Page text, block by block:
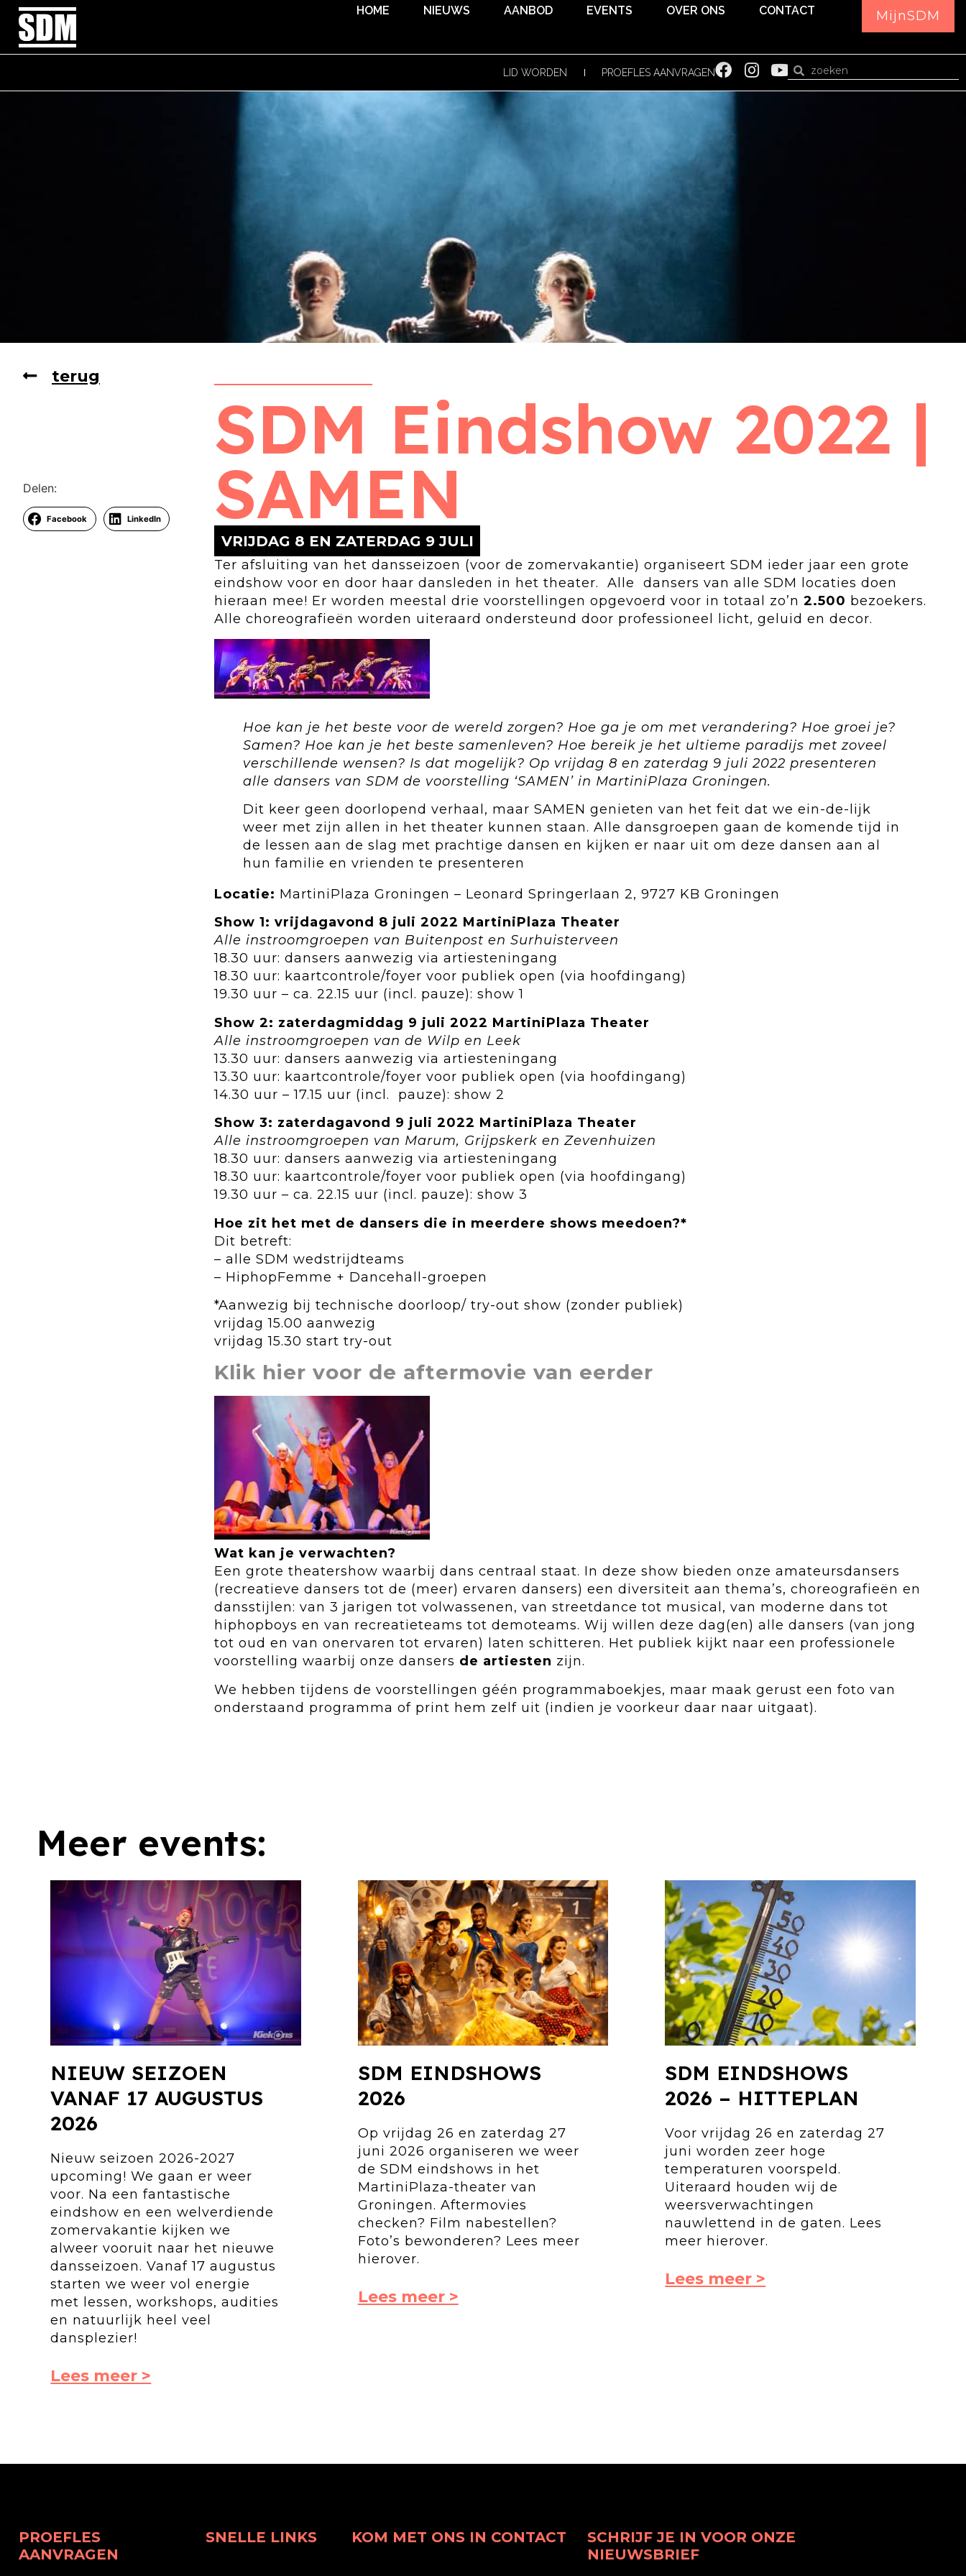
HOME NIEUWS AANBOD EVENTS OVER ONS CONTACT MijnSDM
LID WORDEN PROEFLES AANVRAGEN
terug
Delen:
Facebook LinkedIn
SDM Eindshow 2022 |
SAMEN
VRIJDAG 8 EN ZATERDAG 9 JULI
Ter afsluiting van het dansseizoen (voor de zomervakantie) organiseert SDM ieder jaar een grote
eindshow voor en door haar dansleden in het theater. Alle dansers van alle SDM locaties doen
hieraan mee! Er worden meestal drie voorstellingen opgevoerd voor in totaal zo’n 2.500 bezoekers.
Alle choreografieën worden uiteraard ondersteund door professioneel licht, geluid en decor.
Hoe kan je het beste voor de wereld zorgen? Hoe ga je om met verandering? Hoe groei je?
Samen? Hoe kan je het beste samenleven? Hoe bereik je het ultieme paradijs met zoveel
verschillende wensen? Is dat mogelijk? Op vrijdag 8 en zaterdag 9 juli 2022 presenteren
alle dansers van SDM de voorstelling ‘SAMEN’ in MartiniPlaza Groningen.
Dit keer geen doorlopend verhaal, maar SAMEN genieten van het feit dat we ein-de-lijk
weer met zijn allen in het theater kunnen staan. Alle dansgroepen gaan de komende tijd in
de lessen aan de slag met prachtige dansen en kijken er naar uit om deze dansen aan al
hun familie en vrienden te presenteren
Locatie: MartiniPlaza Groningen – Leonard Springerlaan 2, 9727 KB Groningen
Show 1: vrijdagavond 8 juli 2022 MartiniPlaza Theater
Alle instroomgroepen van Buitenpost en Surhuisterveen
18.30 uur: dansers aanwezig via artiesteningang
18.30 uur: kaartcontrole/foyer voor publiek open (via hoofdingang)
19.30 uur – ca. 22.15 uur (incl. pauze): show 1
Show 2: zaterdagmiddag 9 juli 2022 MartiniPlaza Theater
Alle instroomgroepen van de Wilp en Leek
13.30 uur: dansers aanwezig via artiesteningang
13.30 uur: kaartcontrole/foyer voor publiek open (via hoofdingang)
14.30 uur – 17.15 uur (incl. pauze): show 2
Show 3: zaterdagavond 9 juli 2022 MartiniPlaza Theater
Alle instroomgroepen van Marum, Grijpskerk en Zevenhuizen
18.30 uur: dansers aanwezig via artiesteningang
18.30 uur: kaartcontrole/foyer voor publiek open (via hoofdingang)
19.30 uur – ca. 22.15 uur (incl. pauze): show 3
Hoe zit het met de dansers die in meerdere shows meedoen?*
Dit betreft:
– alle SDM wedstrijdteams
– HiphopFemme + Dancehall-groepen
*Aanwezig bij technische doorloop/ try-out show (zonder publiek)
vrijdag 15.00 aanwezig
vrijdag 15.30 start try-out
Klik hier voor de aftermovie van eerder
Wat kan je verwachten?
Een grote theatershow waarbij dans centraal staat. In deze show bieden onze amateursdansers
(recreatieve dansers tot de (meer) ervaren dansers) een diversiteit aan thema’s, choreografieën en
dansstijlen: van 3 jarigen tot volwassenen, van streetdance tot musical, van moderne dans tot
hiphopboys en van recreatieteams tot demoteams. Wij willen deze dag(en) alle dansers (van jong
tot oud en van onervaren tot ervaren) laten schitteren. Het publiek kijkt naar een professionele
voorstelling waarbij onze dansers de artiesten zijn.
We hebben tijdens de voorstellingen géén programmaboekjes, maar maak gerust een foto van
onderstaand programma of print hem zelf uit (indien je voorkeur daar naar uitgaat).
Meer events:
NIEUW SEIZOEN
VANAF 17 AUGUSTUS
2026
Nieuw seizoen 2026-2027
upcoming! We gaan er weer
voor. Na een fantastische
eindshow en een welverdiende
zomervakantie kijken we
alweer vooruit naar het nieuwe
dansseizoen. Vanaf 17 augustus
starten we weer vol energie
met lessen, workshops, audities
en natuurlijk heel veel
dansplezier!
Lees meer >
SDM EINDSHOWS
2026
Op vrijdag 26 en zaterdag 27
juni 2026 organiseren we weer
de SDM eindshows in het
MartiniPlaza-theater van
Groningen. Aftermovies
checken? Film nabestellen?
Foto’s bewonderen? Lees meer
hierover.
Lees meer >
SDM EINDSHOWS
2026 – HITTEPLAN
Voor vrijdag 26 en zaterdag 27
juni worden zeer hoge
temperaturen voorspeld.
Uiteraard houden wij de
weersverwachtingen
nauwlettend in de gaten. Lees
meer hierover.
Lees meer >
PROEFLES
AANVRAGEN
SNELLE LINKS KOM MET ONS IN CONTACT
SCHRIJF JE IN VOOR ONZE
NIEUWSBRIEF